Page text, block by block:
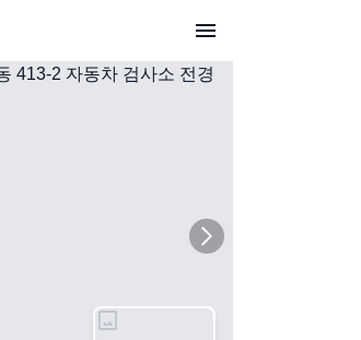
image